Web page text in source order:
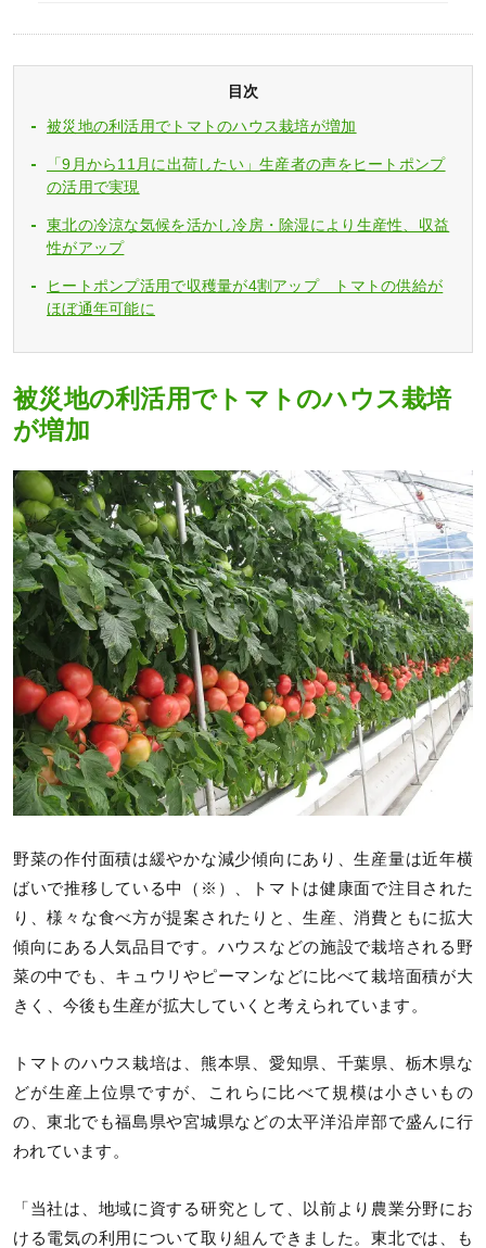
目次
被災地の利活用でトマトのハウス栽培が増加
「9月から11月に出荷したい」生産者の声をヒートポンプ
の活用で実現
東北の冷涼な気候を活かし冷房・除湿により生産性、収益
性がアップ
ヒートポンプ活用で収穫量が4割アップ トマトの供給が
ほぼ通年可能に
被災地の利活用でトマトのハウス栽培
が増加
野菜の作付面積は緩やかな減少傾向にあり、生産量は近年横
ばいで推移している中（※）、トマトは健康面で注目された
り、様々な食べ方が提案されたりと、生産、消費ともに拡大
傾向にある人気品目です。ハウスなどの施設で栽培される野
菜の中でも、キュウリやピーマンなどに比べて栽培面積が大
きく、今後も生産が拡大していくと考えられています。
トマトのハウス栽培は、熊本県、愛知県、千葉県、栃木県な
どが生産上位県ですが、これらに比べて規模は小さいもの
の、東北でも福島県や宮城県などの太平洋沿岸部で盛んに行
われています。
「当社は、地域に資する研究として、以前より農業分野にお
ける電気の利用について取り組んできました。東北では、も